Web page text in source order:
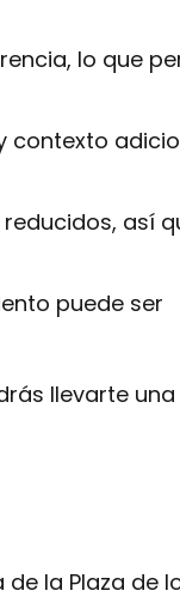
lo que
contexto
así
puede ser
llevarte
la Plaza de